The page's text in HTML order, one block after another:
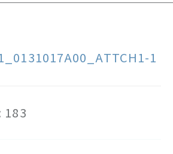
1
183